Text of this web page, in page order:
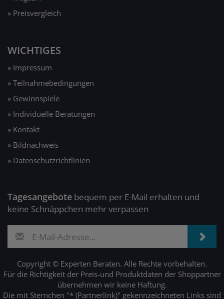
» Preisvergleich
WICHTIGES
» Impressum
» Teilnahmebedingungen
» Gewinnspiele
» Individuelle Beratungen
» Kontakt
» Bildnachweis
» Datenschutzrichtlinien
Tagesangebote bequem per E-Mail erhalten und
keine Schnäppchen mehr verpassen
Copyright © Experten Beraten. Alle Rechte vorbehalten.
Für die Richtigkeit der Preis-und Produktdaten der Shoppartner
übernehmen wir keine Haftung.
Die mit Sternchen "* (Partnerlink)" gekennzeichneten Links sind